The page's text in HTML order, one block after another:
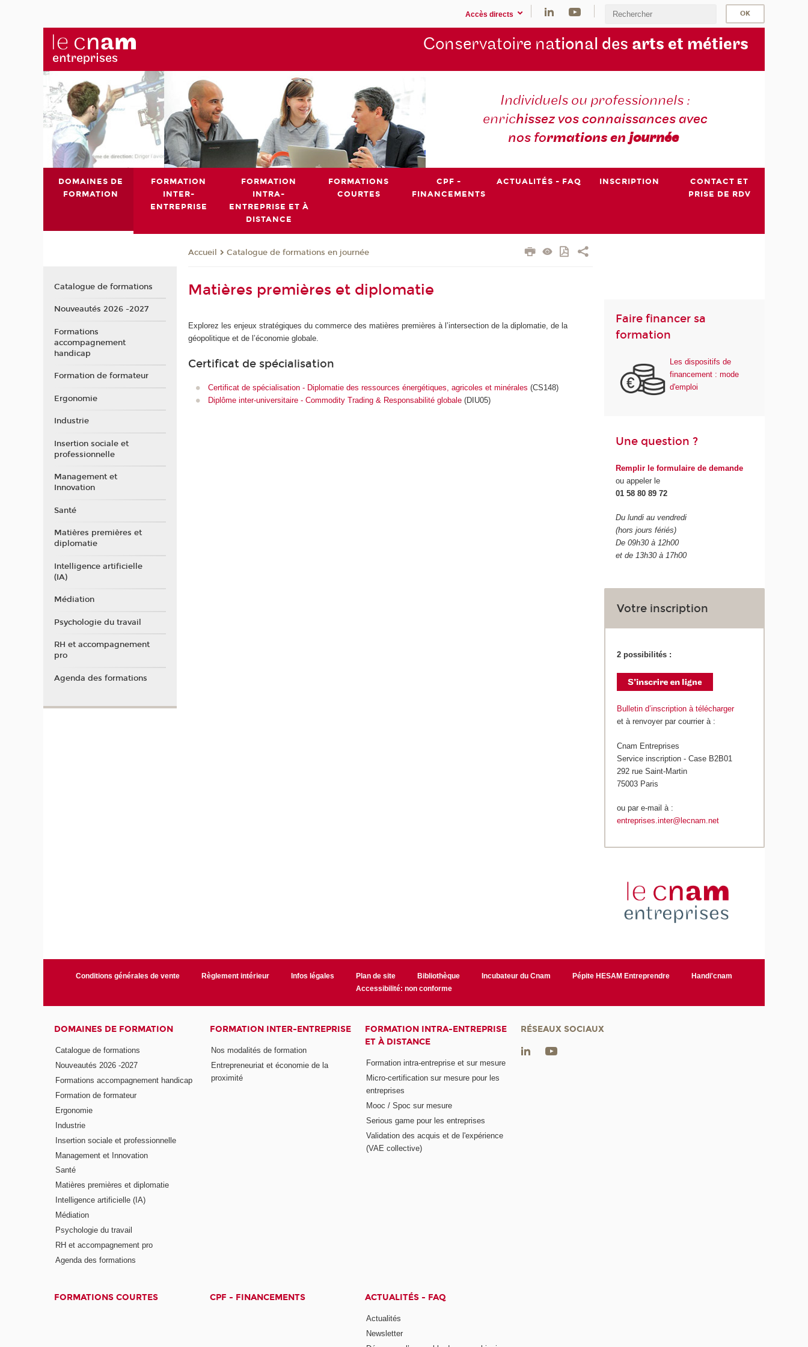
Accès directs
Conservatoire national des arts et métiers
Individuels ou professionnels :
enrichissez vos connaissances avec
nos formations enjournée
DOMAINES DE
FORMATION
FORMATION
INTER-
ENTREPRISE
FORMATION
INTRA-
ENTREPRISE ET À
DISTANCE
FORMATIONS
COURTES
CPF -
FINANCEMENTS
ACTUALITÉS - FAQ INSCRIPTION
CONTACT ET
PRISE DE RDV
Accueil Catalogue de formations en journée
Matières premières et diplomatie
Explorez les enjeux stratégiques du commerce des matières premières à l’intersection de la diplomatie, de la
géopolitique et de l’économie globale.
Certificat de spécialisation
Certificat de spécialisation - Diplomatie des ressources énergétiques, agricoles et minérales (CS148)
Diplôme inter-universitaire - Commodity Trading & Responsabilité globale(DIU05)
Faire financer sa
formation
Les dispositifs de
financement : mode
d'emploi
Une question ?
Remplir le formulaire de demande
ou appeler le
01 58 80 89 72
Du lundi au vendredi
(hors jours fériés)
De 09h30 à 12h00
et de 13h30 à 17h00
Votre inscription
2 possibilités :
Bulletin d’inscription à télécharger
et à renvoyer par courrier à :
Cnam Entreprises
Service inscription - Case B2B01
292 rue Saint-Martin
75003 Paris
ou par e-mail à :
entreprises.inter@lecnam.net
Catalogue de formations
Nouveautés 2026 -2027
Formations
accompagnement
handicap
Formation de formateur
Ergonomie
Industrie
Insertion sociale et
professionnelle
Management et
Innovation
Santé
Matières premières et
diplomatie
Intelligence artificielle
(IA)
Médiation
Psychologie du travail
RH et accompagnement
pro
Agenda des formations
Conditions générales de vente Règlement intérieur Infos légales Plan de site Bibliothèque Incubateur du Cnam Pépite HESAM Entreprendre
Handi'cnam
Accessibilité: non conforme
DOMAINES DE FORMATION
Catalogue de formations
Nouveautés 2026 -2027
Formations accompagnement handicap
Formation de formateur
Ergonomie
Industrie
Insertion sociale et professionnelle
Management et Innovation
Santé
Matières premières et diplomatie
Intelligence artificielle (IA)
Médiation
Psychologie du travail
RH et accompagnement pro
Agenda des formations
FORMATION INTER-ENTREPRISE
Nos modalités de formation
Entrepreneuriat et économie de la
proximité
FORMATION INTRA-ENTREPRISE
ET À DISTANCE
Formation intra-entreprise et sur mesure
Micro-certification sur mesure pour les
entreprises
Mooc / Spoc sur mesure
Serious game pour les entreprises
Validation des acquis et de l'expérience
(VAE collective)
FORMATIONS COURTES CPF - FINANCEMENTS ACTUALITÉS - FAQ
Actualités
Newsletter
RÉSEAUX SOCIAUX